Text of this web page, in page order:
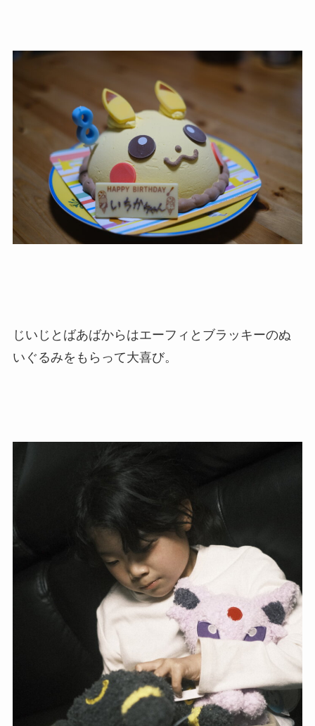
じいじとばあばからはエーフィとブラッキーのぬ
いぐるみをもらって大喜び。